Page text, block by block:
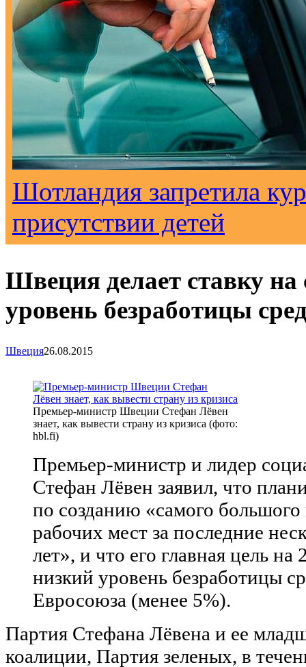
Шотландия запретила
присутствии детей
Швеция делает ставку
уровень безработицы
Швеция26.08.2015
Премьер-министр Швеции Стефан Лёвен
знает, как вывести страну из кризиса (фото:
hbl.fi)
Премьер-министр и лидер
Стефан Лёвен заявил, что
по созданию «самого большого
рабочих мест за последние
лет», и что его главная цель
низкий уровень безработицы
Евросоюза (менее 5%).
Партия Стефана Лёвена и ее
коалиции, Партия зеленых, в